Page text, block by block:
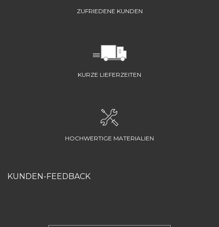
ZUFRIEDENE KUNDEN
KURZE LIEFERZEITEN
HOCHWERTIGE MATERIALIEN
KUNDEN-FEEDBACK